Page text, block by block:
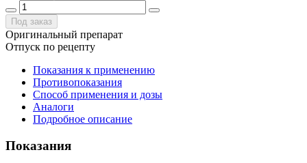
Под заказ
Оригинальный препарат
Отпуск по рецепту
Показания к применению
Противопоказания
Способ применения и дозы
Аналоги
Подробное описание
Показания